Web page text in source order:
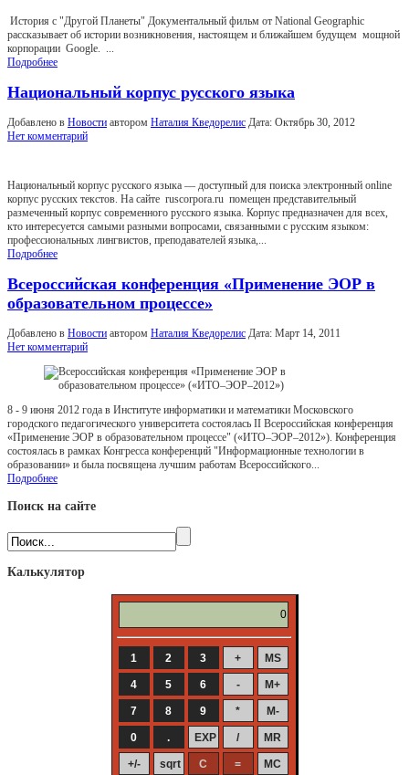
История с "Другой Планеты" Документальный фильм от National Geographic
рассказывает об истории возникновения, настоящем и ближайшем будущем мощной
корпорации Google. ...
Подробнее
Национальный корпус русского языка
Добавлено в Новости автором Наталия Кведорелис Дата: Октябрь 30, 2012
Нет комментарий
Национальный корпус русского языка — доступный для поиска электронный online
корпус русских текстов. На сайте ruscorpora.ru помещен представительный
размеченный корпус современного русского языка. Корпус предназначен для всех,
кто интересуется самыми разными вопросами, связанными с русским языком:
профессиональных лингвистов, преподавателей языка,...
Подробнее
Всероссийская конференция «Применение ЭОР в
образовательном процессе»
Добавлено в Новости автором Наталия Кведорелис Дата: Март 14, 2011
Нет комментарий
8 - 9 июня 2012 года в Институте информатики и математики Московского
городского педагогического университета состоялась II Всероссийская конференция
«Применение ЭОР в образовательном процессе" («ИТО–ЭОР–2012»). Конференция
состоялась в рамках Конгресса конференций "Информационные технологии в
образовании» и была посвящена лучшим работам Всероссийского...
Подробнее
Поиск на сайте
Калькулятор